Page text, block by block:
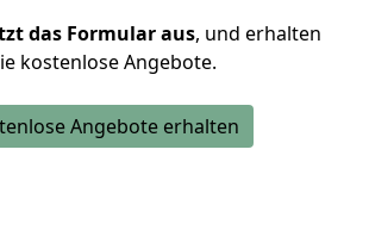
das Formular aus, und erhalten
kostenlose Angebote.
Angebote erhalten